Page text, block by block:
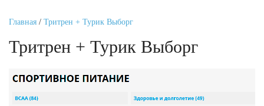
Главная / Тритрен + Турик Выборг
Тритрен + Турик Выборг